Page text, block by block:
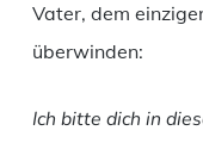
Vater, dem
überwinden:
Ich bitte dich in